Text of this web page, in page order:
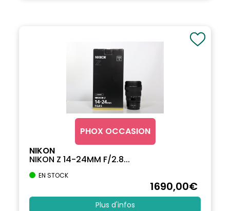
PHOX OCCASION
NIKON
NIKON Z 14-24MM F/2.8...
EN STOCK
1690,00€
Plus d'infos